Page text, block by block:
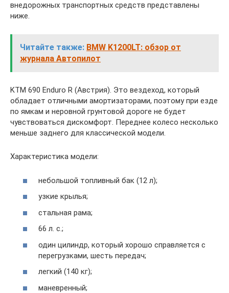
внедорожных транспортных средств представлены
ниже.
Читайте также: BMW K1200LT: обзор от
журнала Автопилот
KTM 690 Enduro R (Австрия). Это вездеход, который
обладает отличными амортизаторами, поэтому при езде
по ямкам и неровной грунтовой дороге не будет
чувствоваться дискомфорт. Переднее колесо несколько
меньше заднего для классической модели.
Характеристика модели:
небольшой топливный бак (12 л);
узкие крылья;
стальная рама;
66 л. с.;
один цилиндр, который хорошо справляется с
перегрузками, шесть передач;
легкий (140 кг);
маневренный;